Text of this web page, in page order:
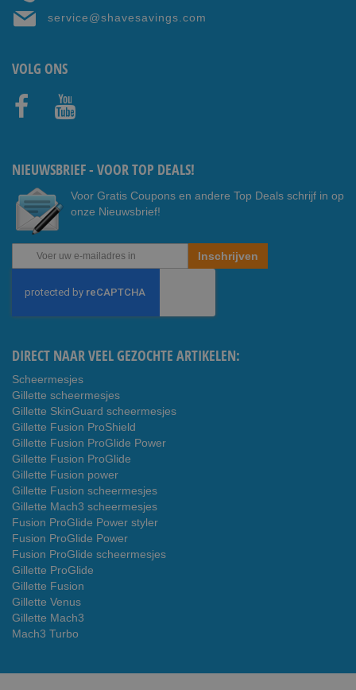
service@shavesavings.com
VOLG ONS
NIEUWSBRIEF - VOOR TOP DEALS!
Voor Gratis Coupons en andere Top Deals schrijf in op
onze Nieuwsbrief!
Abonneer
u
onze
nieuwsbrief
Inschrijven
DIRECT NAAR VEEL GEZOCHTE ARTIKELEN:
Scheermesjes
Gillette scheermesjes
Gillette SkinGuard scheermesjes
Gillette Fusion ProShield
Gillette Fusion ProGlide Power
Gillette Fusion ProGlide
Gillette Fusion power
Gillette Fusion scheermesjes
Gillette Mach3 scheermesjes
Fusion ProGlide Power styler
Fusion ProGlide Power
Fusion ProGlide scheermesjes
Gillette ProGlide
Gillette Fusion
Gillette Venus
Gillette Mach3
Mach3 Turbo